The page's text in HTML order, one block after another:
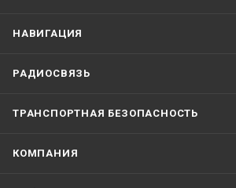
НАВИГАЦИЯ
РАДИОСВЯЗЬ
ТРАНСПОРТНАЯ БЕЗОПАСНОСТЬ
КОМПАНИЯ